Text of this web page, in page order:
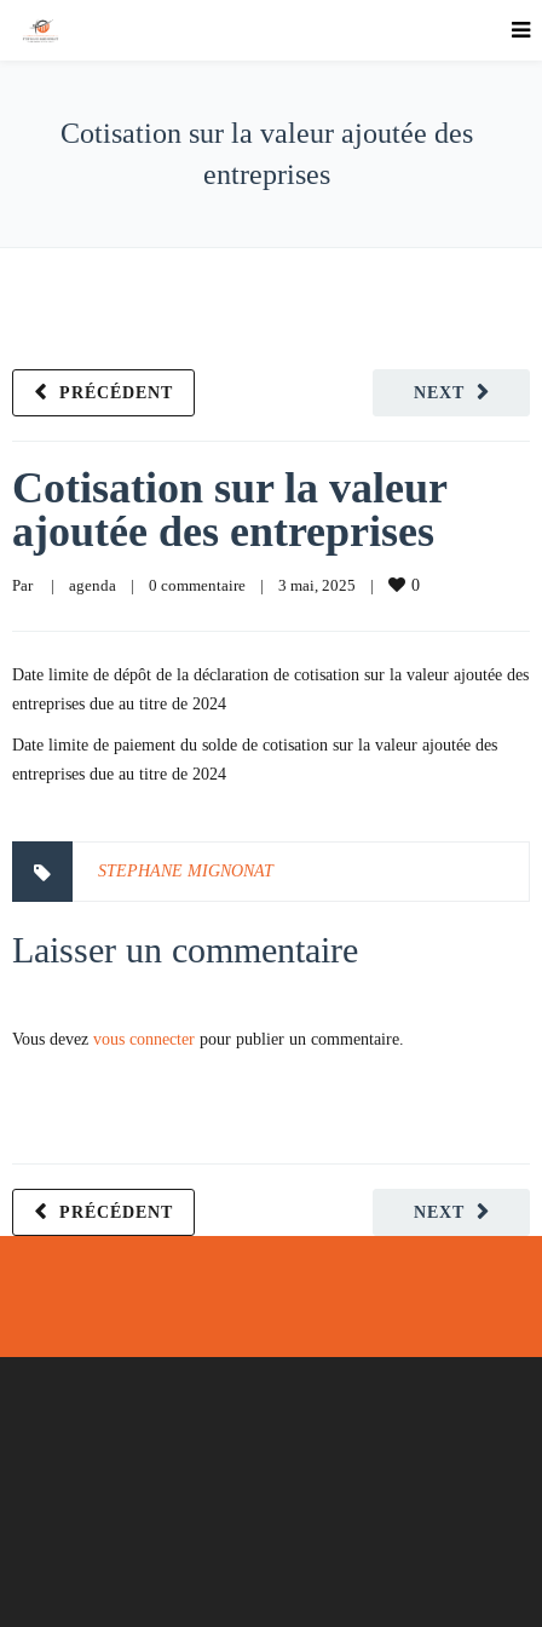
Cotisation sur la valeur ajoutée des
entreprises
NEXT
PRÉCÉDENT
Cotisation sur la valeur
ajoutée des entreprises
Par | agenda | 0 commentaire | 3 mai, 2025 | 0
Date limite de dépôt de la déclaration de cotisation sur la valeur ajoutée des
entreprises due au titre de 2024
Date limite de paiement du solde de cotisation sur la valeur ajoutée des
entreprises due au titre de 2024
STEPHANE MIGNONAT
Laisser un commentaire
Vous devez vous connecter pour publier un commentaire.
NEXT
PRÉCÉDENT